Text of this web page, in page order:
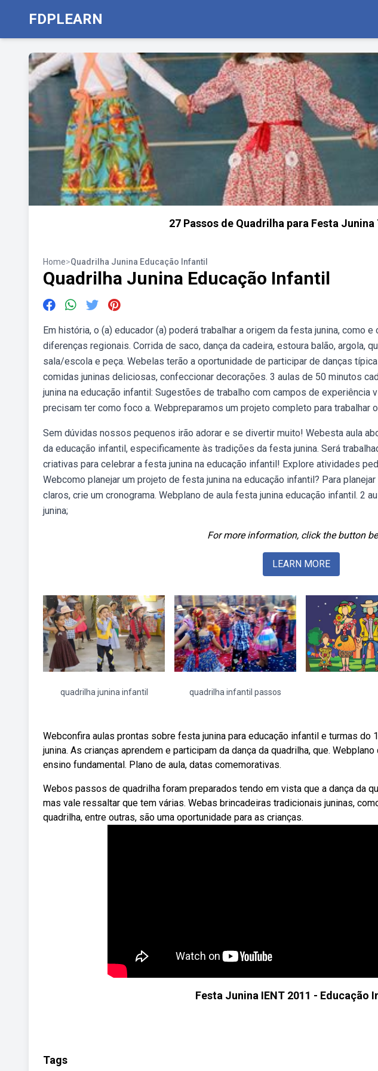
FDPLEARN
27 Passos de Quadrilha para Festa Junina
Home>Quadrilha Junina Educação Infantil
Quadrilha Junina Educação Infantil
Em história, o (a) educador (a) poderá trabalhar a origem da festa junina, como
diferenças regionais. Corrida de saco, dança da cadeira, estoura balão, argola,
sala/escola e peça. Webelas terão a oportunidade de participar de danças
comidas juninas deliciosas, confeccionar decorações. 3 aulas de 50 minutos
junina na educação infantil: Sugestões de trabalho com campos de
precisam ter como foco a. Webpreparamos um projeto completo para trabalhar
Sem dúvidas nossos pequenos irão adorar e se divertir muito! Webesta aula
da educação infantil, especificamente às tradições da festa junina. Será
criativas para celebrar a festa junina na educação infantil! Explore atividades
Webcomo planejar um projeto de festa junina na educação infantil? Para
claros, crie um cronograma. Webplano de aula festa junina educação infantil. 2
junina;
For more information, click the button
LEARN MORE
quadrilha junina infantil quadrilha infantil passos
Webconfira aulas prontas sobre festa junina para educação infantil e turmas do
junina. As crianças aprendem e participam da dança da quadrilha, que.
ensino fundamental. Plano de aula, datas comemorativas.
Webos passos de quadrilha foram preparados tendo em vista que a dança da
mas vale ressaltar que tem várias. Webas brincadeiras tradicionais juninas,
quadrilha, entre outras, são uma oportunidade para as crianças.
Festa Junina IENT 2011 - Educação
Tags